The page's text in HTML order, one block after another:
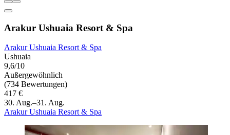
Arakur Ushuaia Resort & Spa
Arakur Ushuaia Resort & Spa
Ushuaia
9,6/10
Außergewöhnlich
(734 Bewertungen)
417 €
30. Aug.–31. Aug.
Arakur Ushuaia Resort & Spa